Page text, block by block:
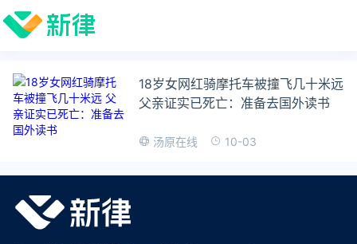
18岁女网红骑摩托车被撞飞几十米远
父亲证实已死亡：准备去国外读书
汤原在线 10-03